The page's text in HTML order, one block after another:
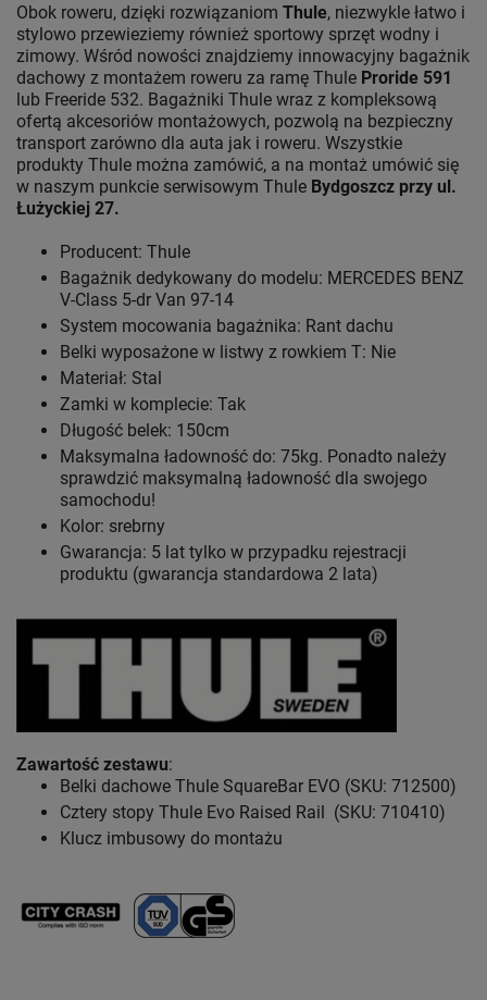
Obok roweru, dzięki rozwiązaniom Thule, niezwykle łatwo i
stylowo przewieziemy również sportowy sprzęt wodny i
zimowy. Wśród nowości znajdziemy innowacyjny bagażnik
dachowy z montażem roweru za ramę Thule Proride 591
lub Freeride 532. Bagażniki Thule wraz z kompleksową
ofertą akcesoriów montażowych, pozwolą na bezpieczny
transport zarówno dla auta jak i roweru. Wszystkie
produkty Thule można zamówić, a na montaż umówić się
w naszym punkcie serwisowym Thule Bydgoszcz przy ul.
Łużyckiej 27.
Producent: Thule
Bagażnik dedykowany do modelu: MERCEDES BENZ
V-Class 5-dr Van 97-14
System mocowania bagażnika: Rant dachu
Belki wyposażone w listwy z rowkiem T: Nie
Materiał: Stal
Zamki w komplecie: Tak
Długość belek: 150cm
Maksymalna ładowność do: 75kg. Ponadto należy
sprawdzić maksymalną ładowność dla swojego
samochodu!
Kolor: srebrny
Gwarancja: 5 lat tylko w przypadku rejestracji
produktu (gwarancja standardowa 2 lata)
Zawartość zestawu:
Belki dachowe Thule SquareBar EVO (SKU: 712500)
Cztery stopy Thule Evo Raised Rail (SKU: 710410)
Klucz imbusowy do montażu